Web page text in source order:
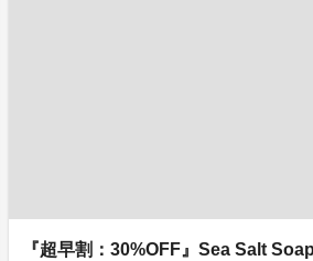
『超早割：30%OFF』Sea Salt